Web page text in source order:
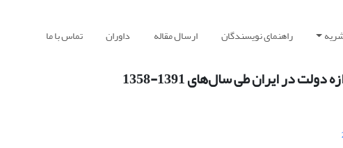
راهنمای نویسندگان ارسال مقاله داوران تماس با ما
در ایران طی سال‌های 1391-1358